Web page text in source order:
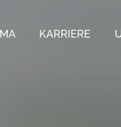
KARRIERE